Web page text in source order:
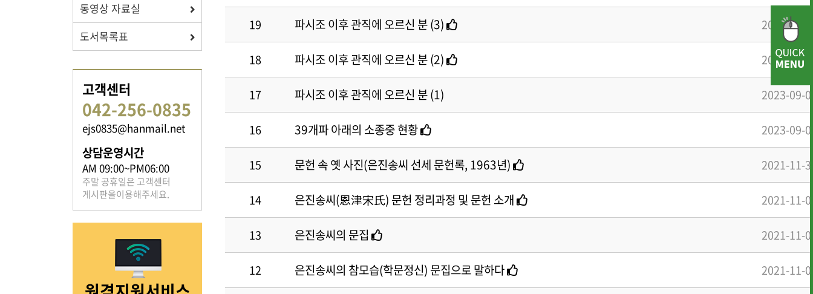
자료실
보학, 전통상식, 도서관에서
· 은진송씨 종보
· 동영상자료실
· 보학안내
· 도서목록표
· 전통상식 · 문헌 자료실
족보 자료실
은진송씨의 족보를 확인하실 수 있습니다.
· 족보 자료실
은진송씨의 전달 사항을
· 공지사항
· 묻고답하기
· 행사일정
· 개인정보처리방침
· 행사사진 · 개선의견 제
동영상 자료실
도서목록표
고객센터
042-256-0835
ejs0835@hanmail.net
상담운영시간
AM 09:00~PM06:00
주말 공휴일은 고객센터
게시판을이용해주세요.
19 파시조 이후 관직에 오르신 분 (3) 2023-09-
18 파시조 이후 관직에 오르신 분 (2) 2023-09-
17 파시조 이후 관직에 오르신 분 (1) 2023-09-
16 39개파 아래의 소종중 현황 2023-09-
15 문헌 속 옛 사진(은진송씨 선세 문헌록, 1963년) 2021-11-
14 은진송씨(恩津宋氏) 문헌 정리과정 및 문헌 소개 2021-11-
13 은진송씨의 문집 2021-11-
12 은진송씨의 참모습(학문정신) 문집으로 말하다 2021-11-